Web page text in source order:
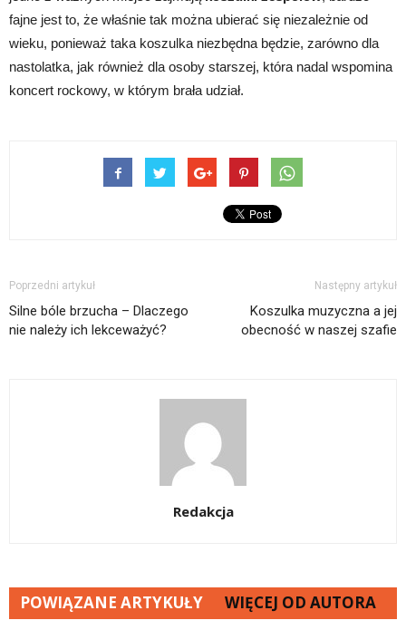
fajne jest to, że właśnie tak można ubierać się niezależnie od
wieku, ponieważ taka koszulka niezbędna będzie, zarówno dla
nastolatka, jak również dla osoby starszej, która nadal wspomina
koncert rockowy, w którym brała udział.
Poprzedni artykuł
Silne bóle brzucha – Dlaczego
nie należy ich lekceważyć?
Następny artykuł
Koszulka muzyczna a jej
obecność w naszej szafie
Redakcja
POWIĄZANE ARTYKUŁY WIĘCEJ OD AUTORA